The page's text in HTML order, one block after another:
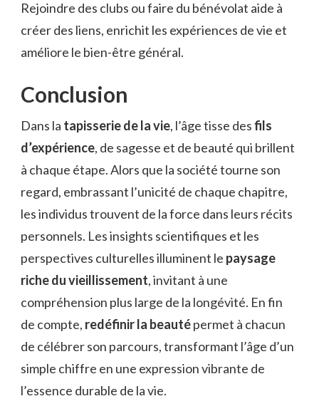
Rejoindre des clubs ou faire du bénévolat aide à
créer des liens, enrichit les expériences de vie et
améliore le bien-être général.
Conclusion
Dans la tapisserie de la vie, l’âge tisse desfils
d’expérience, de sagesse et de beauté qui brillent
à chaque étape. Alors que la société tourne son
regard, embrassant l’unicité de chaque chapitre,
les individus trouvent de la force dans leurs récits
personnels. Les insights scientifiques et les
perspectives culturelles illuminent le paysage
riche du vieillissement, invitant à une
compréhension plus large de la longévité. En fin
de compte, redéfinir la beautépermet à chacun
de célébrer son parcours, transformant l’âge d’un
simple chiffre en une expression vibrante de
l’essence durable de la vie.